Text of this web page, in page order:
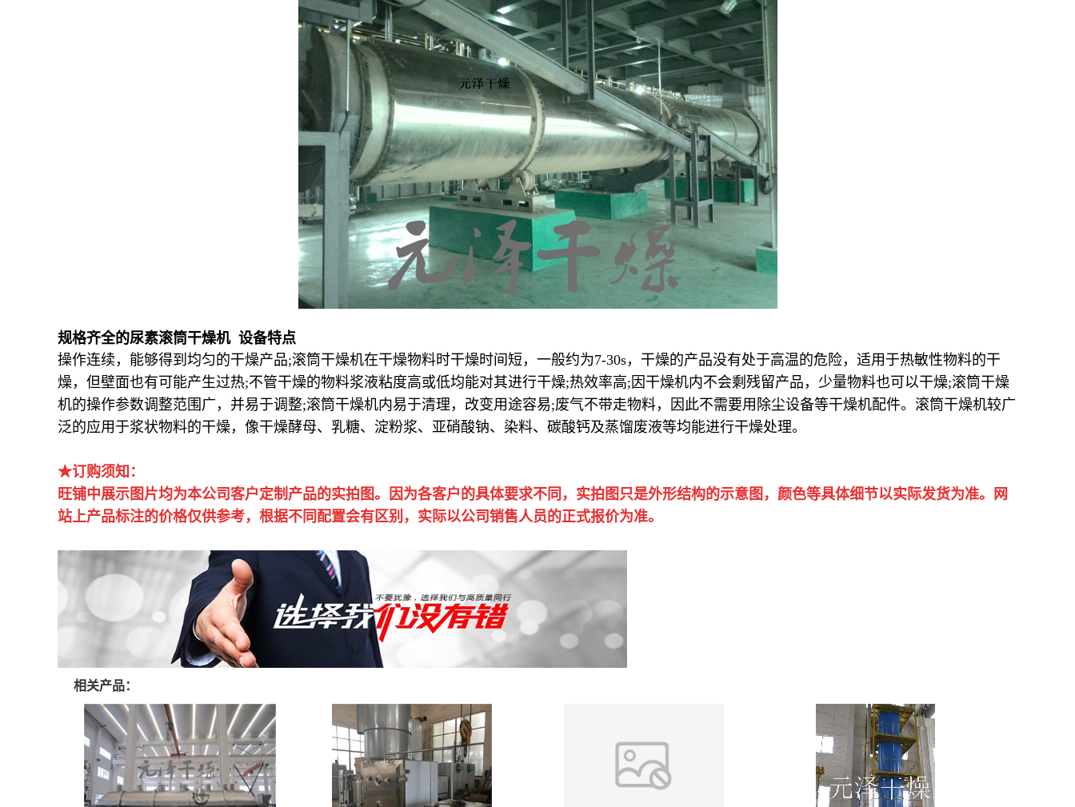
规格齐全的尿素滚筒干燥机 设备特点
操作连续，能够得到均匀的干燥产品;滚筒干燥机在干燥物料时干燥时间短，一般约为7-30s，干燥的产品没有处于高温的危险，适用于热敏性物料的干
燥，但壁面也有可能产生过热;不管干燥的物料浆液粘度高或低均能对其进行干燥;热效率高;因干燥机内不会剩残留产品，少量物料也可以干燥;滚筒干燥
机的操作参数调整范围广，并易于调整;滚筒干燥机内易于清理，改变用途容易;废气不带走物料，因此不需要用除尘设备等干燥机配件。滚筒干燥机较广
泛的应用于浆状物料的干燥，像干燥酵母、乳糖、淀粉浆、亚硝酸钠、染料、碳酸钙及蒸馏废液等均能进行干燥处理。
★订购须知：
旺铺中展示图片均为本公司客户定制产品的实拍图。因为各客户的具体要求不同，实拍图只是外形结构的示意图，颜色等具体细节以实际发货为准。网
站上产品标注的价格仅供参考，根据不同配置会有区别，实际以公司销售人员的正式报价为准。
相关产品：